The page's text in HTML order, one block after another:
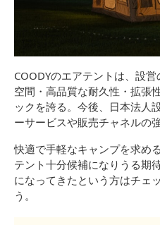
COODYのエアテントは、設
空間・高品質な耐久性・拡張
ックを誇る。今後、日本法人
ーサービスや販売チャネルの
快適で手軽なキャンプを求め
テント十分候補になりうる期
になってきたという方はチェ
う。